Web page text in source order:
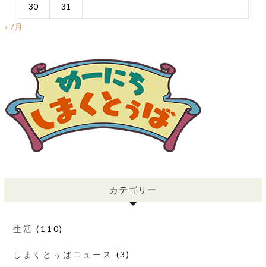
30
31
« 7月
カテゴリー
生活 (110)
しまくとぅばニュース (3)